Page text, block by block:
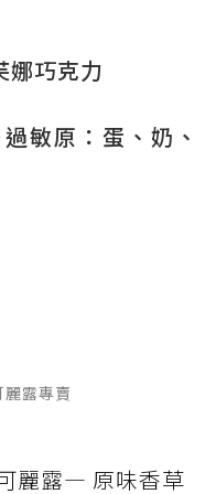
娜巧克力
敏原：蛋、奶、
露專賣
麗露— 原味香草